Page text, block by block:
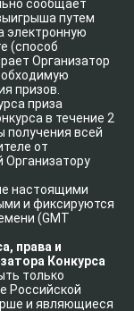
сообщает
путем
электронную
(способ
Организатор
призов.
приза
в течение 2
получения всей
от
Организатору
настоящими
и фиксируются
(GMT
права и
Конкурса
только
Российской
и являющиеся